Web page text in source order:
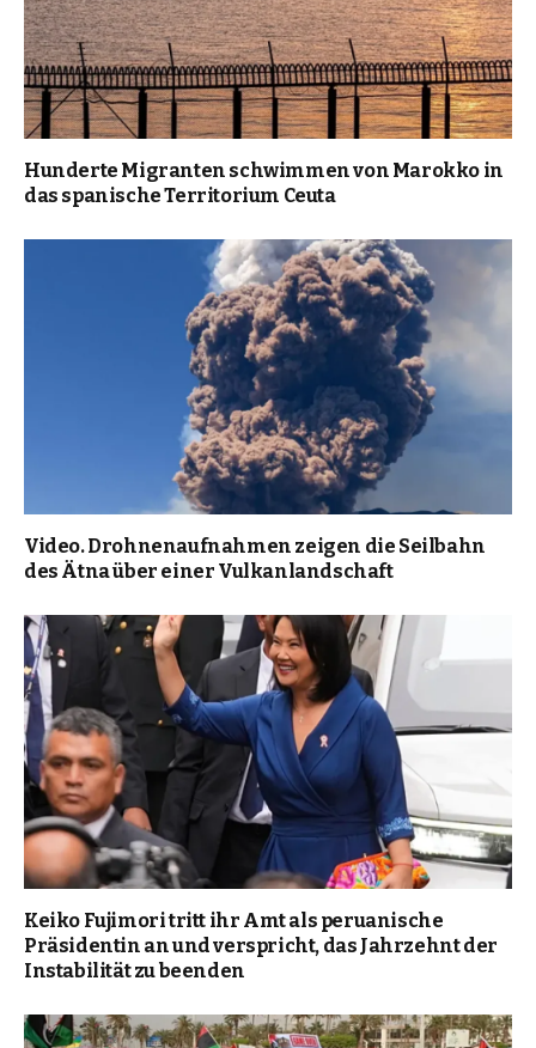
Hunderte Migranten schwimmen von Marokko in
das spanische Territorium Ceuta
Video. Drohnenaufnahmen zeigen die Seilbahn
des Ätna über einer Vulkanlandschaft
Keiko Fujimori tritt ihr Amt als peruanische
Präsidentin an und verspricht, das Jahrzehnt der
Instabilität zu beenden